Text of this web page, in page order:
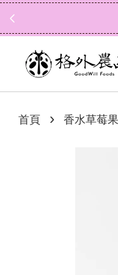
首頁 › 香水草莓